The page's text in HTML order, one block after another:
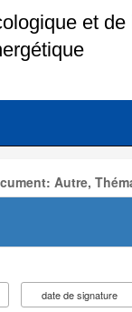
Autre,
date de signature